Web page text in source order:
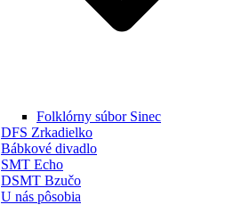
Folklórny súbor Sinec
DFS Zrkadielko
Bábkové divadlo
SMT Echo
DSMT Bzučo
U nás pôsobia